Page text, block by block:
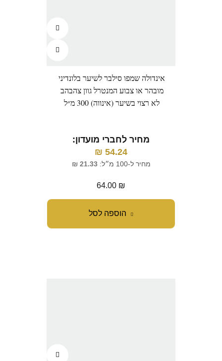
הוספה לסל
אינדולה שמפו סילבר לשיער בלונדיני
מובהר או צבוע המנטרל גוון צהבהב
לא רצוי בשיער (אינווה) 300 מ״ל
מחיר לחברי מועדון:
54.24
₪
מחיר ל-100 מ״ל: 21.33
₪
64.00 ₪